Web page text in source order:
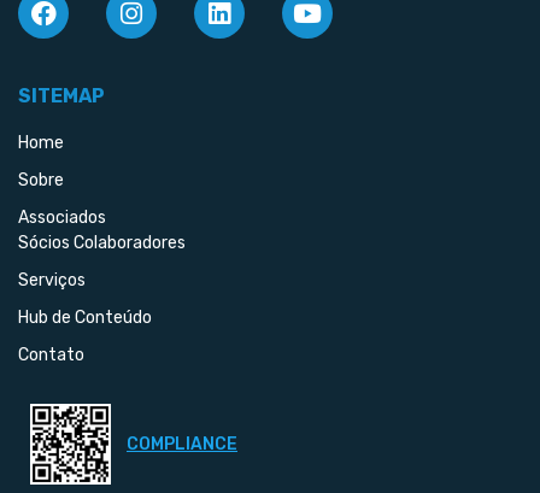
SITEMAP
Home
Sobre
Associados
Sócios Colaboradores
Serviços
Hub de Conteúdo
Contato
COMPLIANCE